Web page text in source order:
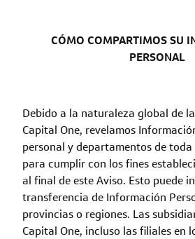
CÓMO COMPARTIMOS SU
PERSONAL
Debido a la naturaleza global de
Capital One, revelamos
personal y departamentos de
para cumplir con los fines
al final de este Aviso. Esto puede
transferencia de Información
provincias o regiones. Las
Capital One, incluso las filiales en